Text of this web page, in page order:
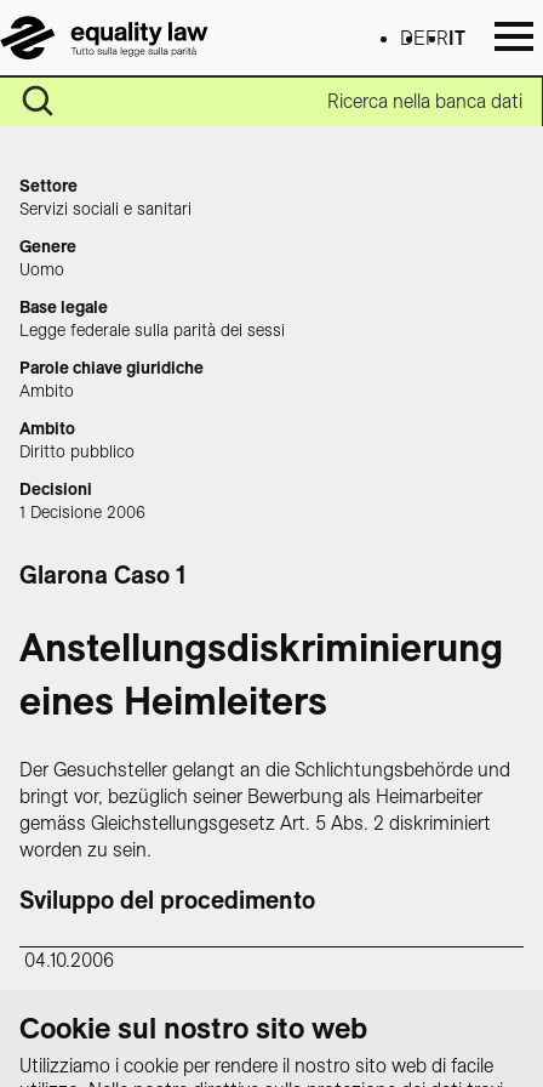
DEFR IT
Ricerca nella banca dati
Settore
Servizi sociali e sanitari
Genere
Uomo
Base legale
Legge federale sulla parità dei sessi
Parole chiave giuridiche
Ambito
Ambito
Diritto pubblico
Decisioni
1 Decisione 2006
Glarona Caso 1
Anstellungsdiskriminierung
eines Heimleiters
Der Gesuchsteller gelangt an die Schlichtungsbehörde und
bringt vor, bezüglich seiner Bewerbung als Heimarbeiter
gemäss Gleichstellungsgesetz Art. 5 Abs. 2 diskriminiert
worden zu sein.
Sviluppo del procedimento
04.10.2006
Klagebewilligung aus
Cookie sul nostro sito web
Utilizziamo i cookie per rendere il nostro sito web di facile